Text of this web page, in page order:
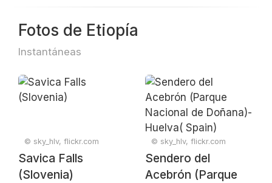
Fotos de Etiopía
Instantáneas
© sky_hlv, flickr.com
Savica Falls
(Slovenia)
© sky_hlv, flickr.com
Sendero del
Acebrón (Parque